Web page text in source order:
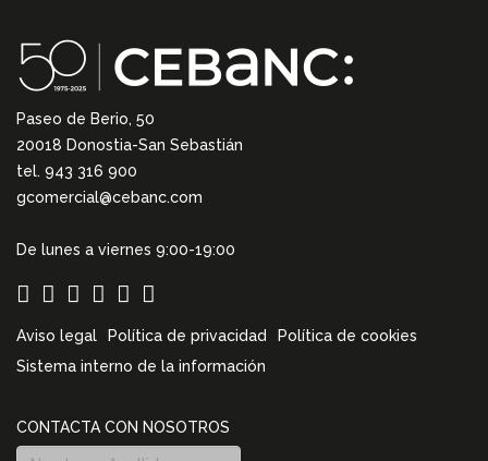
Paseo de Berio, 50
20018 Donostia-San Sebastián
tel. 943 316 900
gcomercial@cebanc.com
De lunes a viernes 9:00-19:00
Aviso legal Política de privacidad
Política de cookies
Sistema interno de la información
CONTACTA CON NOSOTROS